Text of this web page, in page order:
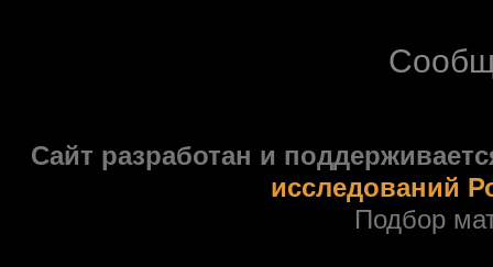
Сайт разработан и
исследований
Подбор